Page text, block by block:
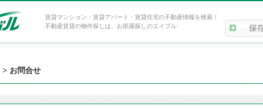
賃貸マンション・賃貸アパート・賃貸住宅の不動産情報を検索！
不動産賃貸の物件探しは、お部屋探しのエイブル
> お問合せ